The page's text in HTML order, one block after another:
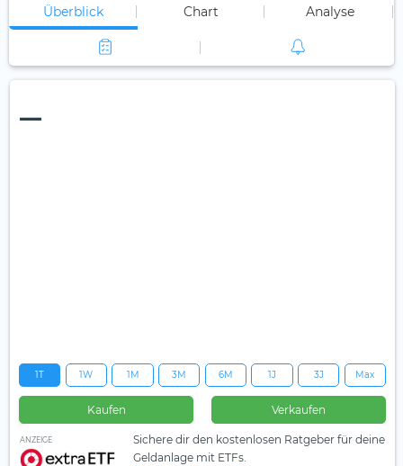
Überblick Chart Analyse
—
1T 1W 1M 3M 6M 1J 3J Max
Kaufen Verkaufen
ANZEIGE
Sichere dir den kostenlosen Ratgeber für deine
Geldanlage mit ETFs.